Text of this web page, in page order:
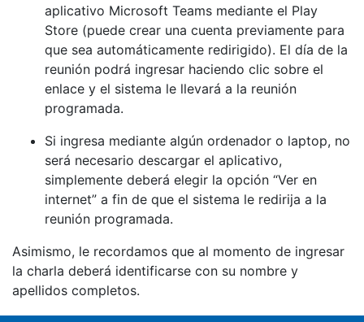
aplicativo Microsoft Teams mediante el Play
Store (puede crear una cuenta previamente para
que sea automáticamente redirigido). El día de la
reunión podrá ingresar haciendo clic sobre el
enlace y el sistema le llevará a la reunión
programada.
Si ingresa mediante algún ordenador o laptop, no
será necesario descargar el aplicativo,
simplemente deberá elegir la opción “Ver en
internet” a fin de que el sistema le redirija a la
reunión programada.
Asimismo, le recordamos que al momento de ingresar
la charla deberá identificarse con su nombre y
apellidos completos.